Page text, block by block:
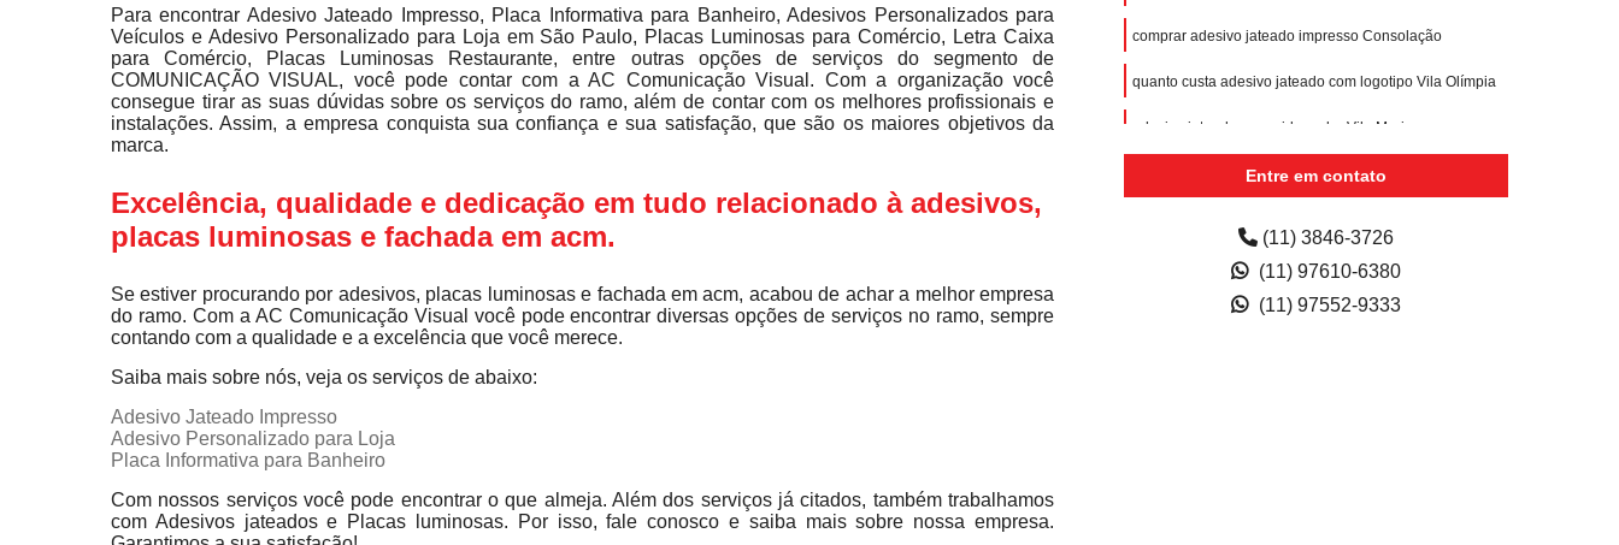
Para encontrar Adesivo Jateado Impresso, Placa Informativa para Banheiro, Adesivos Personalizados para
Veículos e Adesivo Personalizado para Loja em São Paulo, Placas Luminosas para Comércio, Letra Caixa
para Comércio, Placas Luminosas Restaurante, entre outras opções de serviços do segmento de
COMUNICAÇÃO VISUAL, você pode contar com a AC Comunicação Visual. Com a organização você
consegue tirar as suas dúvidas sobre os serviços do ramo, além de contar com os melhores profissionais e
instalações. Assim, a empresa conquista sua confiança e sua satisfação, que são os maiores objetivos da
marca.
Excelência, qualidade e dedicação em tudo relacionado à adesivos,
placas luminosas e fachada em acm.
Se estiver procurando por adesivos, placas luminosas e fachada em acm, acabou de achar a melhor empresa
do ramo. Com a AC Comunicação Visual você pode encontrar diversas opções de serviços no ramo, sempre
contando com a qualidade e a excelência que você merece.
Saiba mais sobre nós, veja os serviços de abaixo:
Adesivo Jateado Impresso
Adesivo Personalizado para Loja
Placa Informativa para Banheiro
Com nossos serviços você pode encontrar o que almeja. Além dos serviços já citados, também trabalhamos
com Adesivos jateados e Placas luminosas. Por isso, fale conosco e saiba mais sobre nossa empresa.
comprar adesivo jateado impresso Consolação
quanto custa adesivo jateado com logotipo Vila Olímpia
adesivo jateado para vidro valor Vila Mariana
Entre em contato
(11) 3846-3726
(11) 97610-6380
(11) 97552-9333